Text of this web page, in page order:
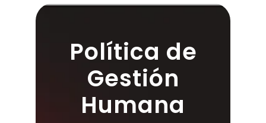
Política de
Gestión
Humana